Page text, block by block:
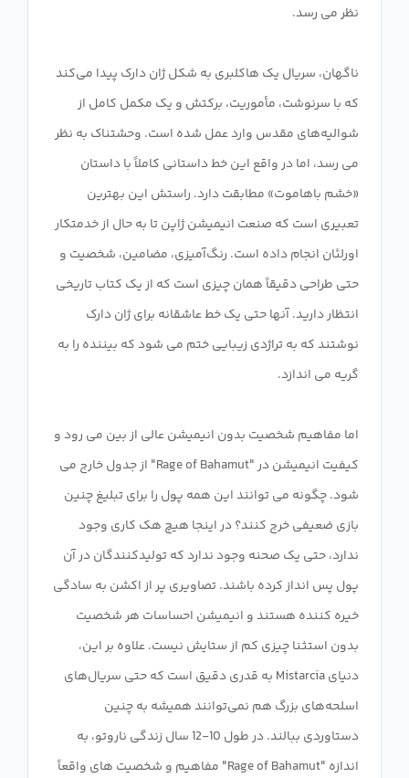
ناگهان، سریال یک هاکلبری به شکل ژان دارک پیدا می‌کند
که با سرنوشت، مأموریت، برکتش و یک مکمل کامل از
شوالیه‌های مقدس وارد عمل شده است. وحشتناک به نظر
می رسد، اما در واقع این خط داستانی کاملاً با داستان
«خشم باهاموت» مطابقت دارد. راستش این بهترین
تعبیری است که صنعت انیمیشن ژاپن تا به حال از خدمتکار
اورلئان انجام داده است. رنگ‌آمیزی، مضامین، شخصیت و
حتی طراحی دقیقاً همان چیزی است که از یک کتاب تاریخی
انتظار دارید. آنها حتی یک خط عاشقانه برای ژان دارک
نوشتند که به تراژدی زیبایی ختم می شود که بیننده را به
اما مفاهیم شخصیت بدون انیمیشن عالی از بین می رود و
کیفیت انیمیشن در "Rage of Bahamut" از جدول خارج می
شود. چگونه می توانند این همه پول را برای تبلیغ چنین
بازی ضعیفی خرج کنند؟ در اینجا هیچ هک کاری وجود
ندارد، حتی یک صحنه وجود ندارد که تولیدکنندگان در آن
پول پس انداز کرده باشند. تصاویری پر از اکشن به سادگی
خیره کننده هستند و انیمیشن احساسات هر شخصیت
بدون استثنا چیزی کم از ستایش نیست. علاوه بر این،
دنیای Mistarcia به قدری دقیق است که حتی سریال‌های
اسلحه‌های بزرگ هم نمی‌توانند همیشه به چنین
دستاوردی ببالند. در طول 10-12 سال زندگی ناروتو، به
اندازه "Rage of Bahamut" مفاهیم و شخصیت های واقعاً